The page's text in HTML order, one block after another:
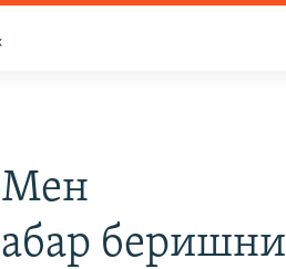
беришни